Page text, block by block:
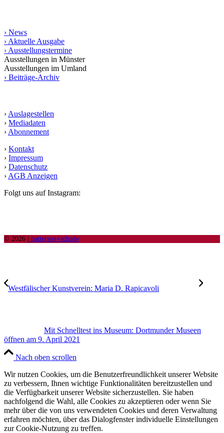
› News
› Aktuelle Ausgabe
› Ausstellungstermine
Ausstellungen in Münster
Ausstellungen im Umland
› Beiträge-Archiv
› Auslagestellen
› Mediadaten
› Abonnement
› Kontakt
› Impressum
› Datenschutz
› AGB Anzeigen
Folgt uns auf Instagram:
© 2026 | patterson+schade
Westfälischer Kunstverein: Maria D. Rapicavoli
Mit Schnelltest ins Museum: Dortmunder Museen
öffnen am 9. April 2021
Nach oben scrollen
Wir nutzen Cookies, um die Benutzerfreundlichkeit unserer Website
zu verbessern, Ihnen wichtige Funktionalitäten bereitzustellen und
die Verfügbarkeit unserer Website sicherzustellen. Sie haben
nachfolgend die Wahl, alle Cookies zu akzeptieren oder wenn Sie
mehr über die von uns verwendeten Cookies und deren Verwaltung
erfahren möchten, über das Dialogfenster individuelle Einstellungen
zur Cookie-Nutzung zu treffen.